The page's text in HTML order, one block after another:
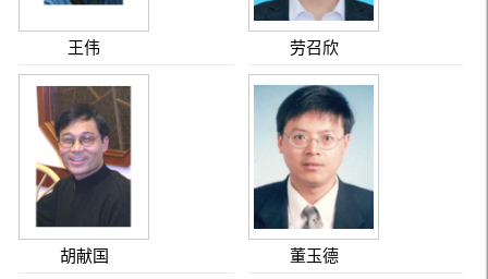
王伟 劳召欣
胡献国 董玉德